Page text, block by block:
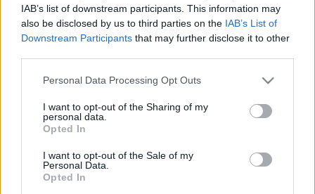
IAB’s list of downstream participants. This information may
also be disclosed by us to third parties on the IAB’s List of
Downstream Participants that may further disclose it to other
Please note that this website/app uses one or more Google
not limited to your visit or usage behaviour. You may click to
grant or deny consent to Google and its third-party tags to
use your data for below specified purposes in below Google
consent section.
Personal Data Processing Opt Outs
I want to opt-out of the Sharing of my
personal data.
Opted In
I want to opt-out of the Sale of my
Personal Data.
Opted In